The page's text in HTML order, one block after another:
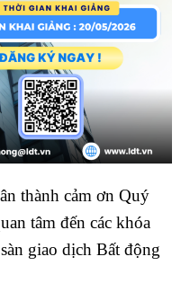
thành cảm ơn Quý
tâm đến các khóa
giao dịch Bất động